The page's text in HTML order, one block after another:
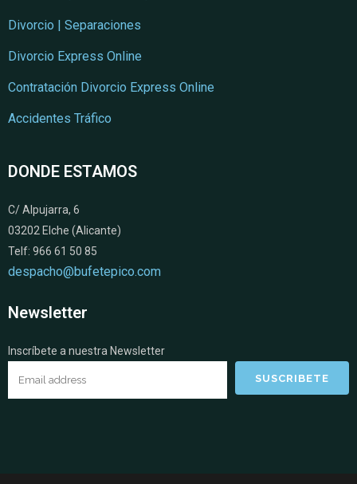
Divorcio | Separaciones
Divorcio Express Online
Contratación Divorcio Express Online
Accidentes Tráfico
DONDE ESTAMOS
C/ Alpujarra, 6
03202 Elche (Alicante)
Telf: 966 61 50 85
despacho@bufetepico.com
Newsletter
Inscríbete a nuestra Newsletter